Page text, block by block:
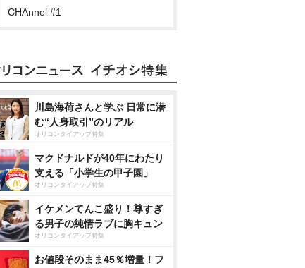
CHAnnel #1
川島海荷さんと学ぶ 日常に潜
む“人身取引”のリアル
オリコンタイアップ特集
マクドナルドが40年にわたり
支える「小学生の甲子園」
オリコンタイアップ特集
イケメンてんこ盛り！尊すぎ
る男子の純情ラブに胸キュン
オリコンタイアップ特集
お値段そのまま45％増量！フ